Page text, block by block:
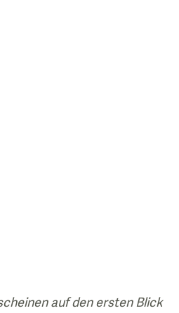
auf den ersten Blick